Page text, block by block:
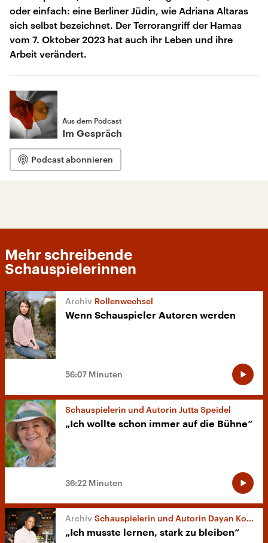
oder einfach: eine Berliner Jüdin, wie Adriana Altaras
sich selbst bezeichnet. Der Terrorangriff der Hamas
vom 7. Oktober 2023 hat auch ihr Leben und ihre
Arbeit verändert.
Aus dem Podcast
Im Gespräch
Podcast abonnieren
Mehr schreibende
Schauspielerinnen
Rollenwechsel
Wenn Schauspieler Autoren werden
56:07 Minuten
Schauspielerin und Autorin Jutta Speidel
„Ich wollte schon immer auf die Bühne“
36:22 Minuten
Schauspielerin und Autorin Dayan Kodua
„Ich musste lernen, stark zu bleiben“